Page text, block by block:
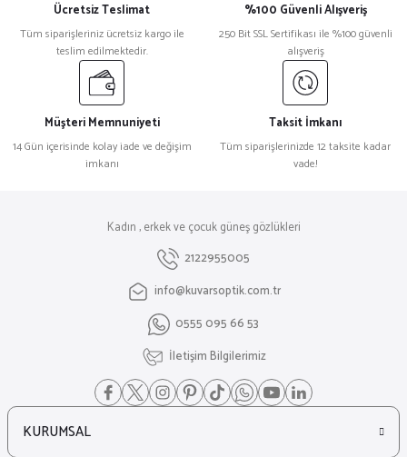
Ücretsiz Teslimat
Tüm siparişleriniz ücretsiz kargo ile
teslim edilmektedir.
%100 Güvenli Alışveriş
250 Bit SSL Sertifikası ile %100 güvenli
alışveriş
Müşteri Memnuniyeti
14 Gün içerisinde kolay iade ve değişim
imkanı
Taksit İmkanı
Tüm siparişlerinizde 12 taksite kadar
vade!
Kadın , erkek ve çocuk güneş gözlükleri
2122955005
info@kuvarsoptik.com.tr
0555 095 66 53
İletişim Bilgilerimiz
KURUMSAL